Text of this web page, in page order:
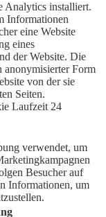
Analytics installiert.
Informationen
eine Website
eines
der Website. Die
anonymisierter Form
von der sie
Seiten.
Laufzeit 24
verwendet, um
Besucher auf
Informationen, um